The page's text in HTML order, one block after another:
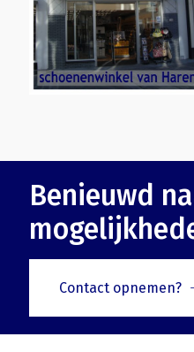
Benieuwd
Contact opnemen?